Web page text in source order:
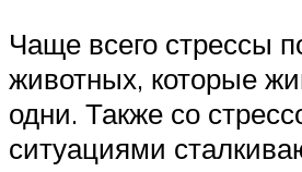
Чаще всего стрессы
животных, которые
одни. Также со
ситуациями